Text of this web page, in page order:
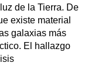
de la Tierra. De
existe material
galaxias más
El hallazgo